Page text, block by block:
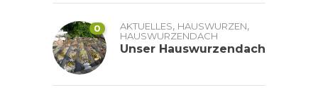
0 AKTUELLES, HAUSWURZEN,
HAUSWURZENDACH
Unser Hauswurzendach